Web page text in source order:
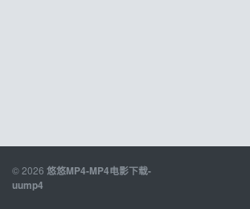
© 2026 悠悠MP4-MP4电影下载-
uump4